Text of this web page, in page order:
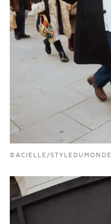
©ACIELLE/STYLEDUMONDE